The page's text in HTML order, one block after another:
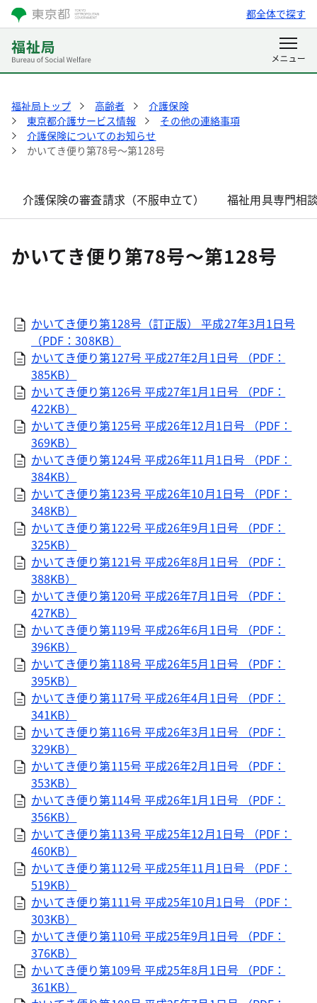
都全体で探す
福祉局トップ 高齢者
介護保険
東京都介護サービス情報
その他の連絡事項
介護保険についてのお知らせ
かいてき便り第78号～第128号
介護保険の審査請求（不服申立て） 福祉用具専門相
かいてき便り第78号～第128号
かいてき便り第128号（訂正版） 平成27年3月1日号
（PDF：308KB）
かいてき便り第127号 平成27年2月1日号 （PDF：
385KB）
かいてき便り第126号 平成27年1月1日号 （PDF：
422KB）
かいてき便り第125号 平成26年12月1日号 （PDF：
369KB）
かいてき便り第124号 平成26年11月1日号 （PDF：
384KB）
かいてき便り第123号 平成26年10月1日号 （PDF：
348KB）
かいてき便り第122号 平成26年9月1日号 （PDF：
325KB）
かいてき便り第121号 平成26年8月1日号 （PDF：
388KB）
かいてき便り第120号 平成26年7月1日号 （PDF：
427KB）
かいてき便り第119号 平成26年6月1日号 （PDF：
396KB）
かいてき便り第118号 平成26年5月1日号 （PDF：
395KB）
かいてき便り第117号 平成26年4月1日号 （PDF：
341KB）
かいてき便り第116号 平成26年3月1日号 （PDF：
329KB）
かいてき便り第115号 平成26年2月1日号 （PDF：
353KB）
かいてき便り第114号 平成26年1月1日号 （PDF：
356KB）
かいてき便り第113号 平成25年12月1日号 （PDF：
460KB）
かいてき便り第112号 平成25年11月1日号 （PDF：
519KB）
かいてき便り第111号 平成25年10月1日号 （PDF：
303KB）
かいてき便り第110号 平成25年9月1日号 （PDF：
376KB）
かいてき便り第109号 平成25年8月1日号 （PDF：
361KB）